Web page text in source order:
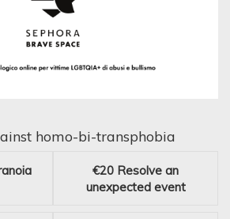
homo-bi-transphobia
€20 Resolve an
unexpected event